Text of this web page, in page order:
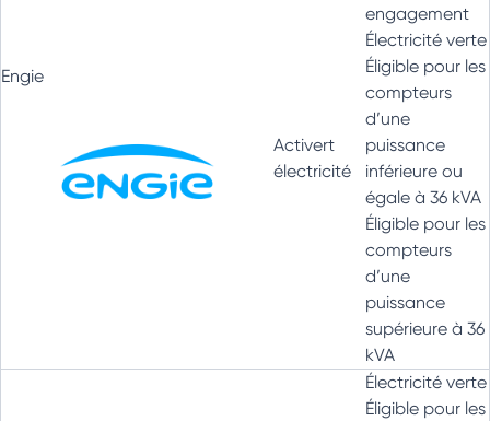
Engie
Activert
électricité
engagement
Électricité verte
Éligible pour les
compteurs
d’une
puissance
inférieure ou
égale à 36 kVA
Éligible pour les
compteurs
d’une
puissance
supérieure à 36
kVA
Électricité verte
Éligible pour les